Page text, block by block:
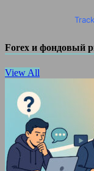
Forex и фондовый
View All